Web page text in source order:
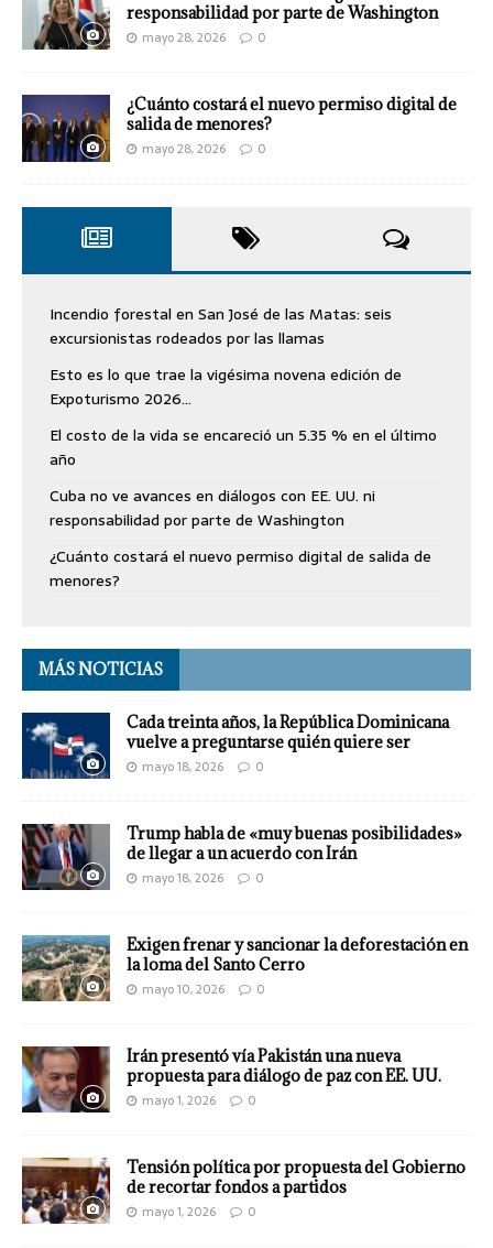
responsabilidad por parte de Washington
mayo 28, 2026 0
¿Cuánto costará el nuevo permiso digital de
salida de menores?
mayo 28, 2026 0
Incendio forestal en San José de las Matas: seis
excursionistas rodeados por las llamas
Esto es lo que trae la vigésima novena edición de
Expoturismo 2026…
El costo de la vida se encareció un 5.35 % en el último
año
Cuba no ve avances en diálogos con EE. UU. ni
responsabilidad por parte de Washington
¿Cuánto costará el nuevo permiso digital de salida de
menores?
MÁS NOTICIAS
Cada treinta años, la República Dominicana
vuelve a preguntarse quién quiere ser
mayo 18, 2026 0
Trump habla de «muy buenas posibilidades»
de llegar a un acuerdo con Irán
mayo 18, 2026 0
Exigen frenar y sancionar la deforestación en
la loma del Santo Cerro
mayo 10, 2026 0
Irán presentó vía Pakistán una nueva
propuesta para diálogo de paz con EE. UU.
mayo 1, 2026 0
Tensión política por propuesta del Gobierno
de recortar fondos a partidos
mayo 1, 2026 0